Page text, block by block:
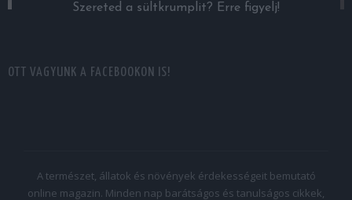
Szereted a sültkrumplit? Erre figyelj!
OTT VAGYUNK A FACEBOOKON IS!
A természet, állatok és növények érdekességeit bemutató
online magazin. Minden nap barátságos és tanulságos cikkek,